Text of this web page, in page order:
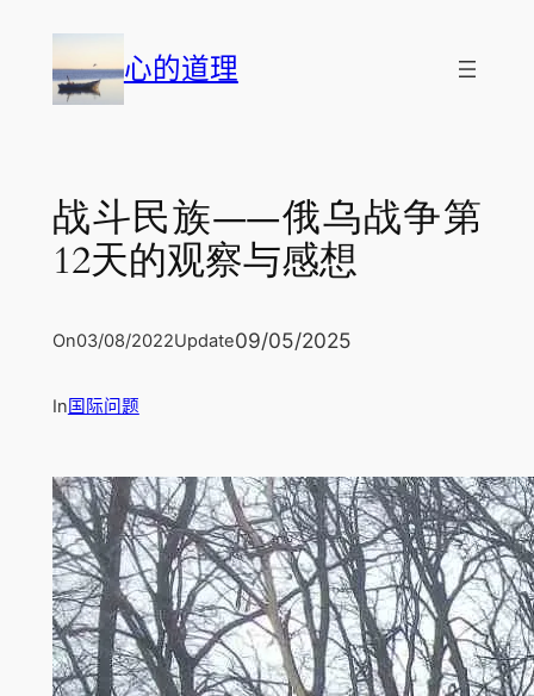
心的道理
战斗民族——俄乌战争第
12天的观察与感想
On03/08/2022Update09/05/2025
In国际问题